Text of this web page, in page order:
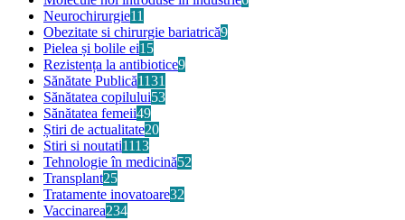
Neurochirurgie11
Obezitate si chirurgie bariatrică9
Pielea și bolile ei15
Rezistența la antibiotice9
Sănătate Publică1131
Sănătatea copilului53
Sănătatea femeii49
Știri de actualitate20
Stiri si noutati1113
Tehnologie în medicină52
Transplant25
Tratamente inovatoare32
Vaccinarea234